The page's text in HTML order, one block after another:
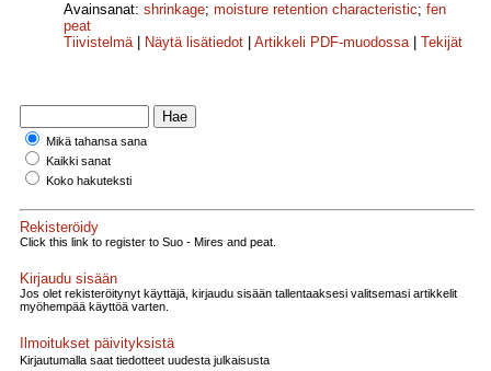
Avainsanat: shrinkage; moisture retention characteristic; fen
peat
Tiivistelmä| Näytä lisätiedot Artikkeli PDF-muodossa| Tekijät
Mikä tahansa sana
Kaikki sanat
Koko hakuteksti
Rekisteröidy
Click this link to register to Suo - Mires and peat.
Kirjaudu sisään
Jos olet rekisteröitynyt käyttäjä, kirjaudu sisään tallentaaksesi valitsemasi artikkelit
myöhempää käyttöä varten.
Ilmoitukset päivityksistä
Kirjautumalla saat tiedotteet uudesta julkaisusta